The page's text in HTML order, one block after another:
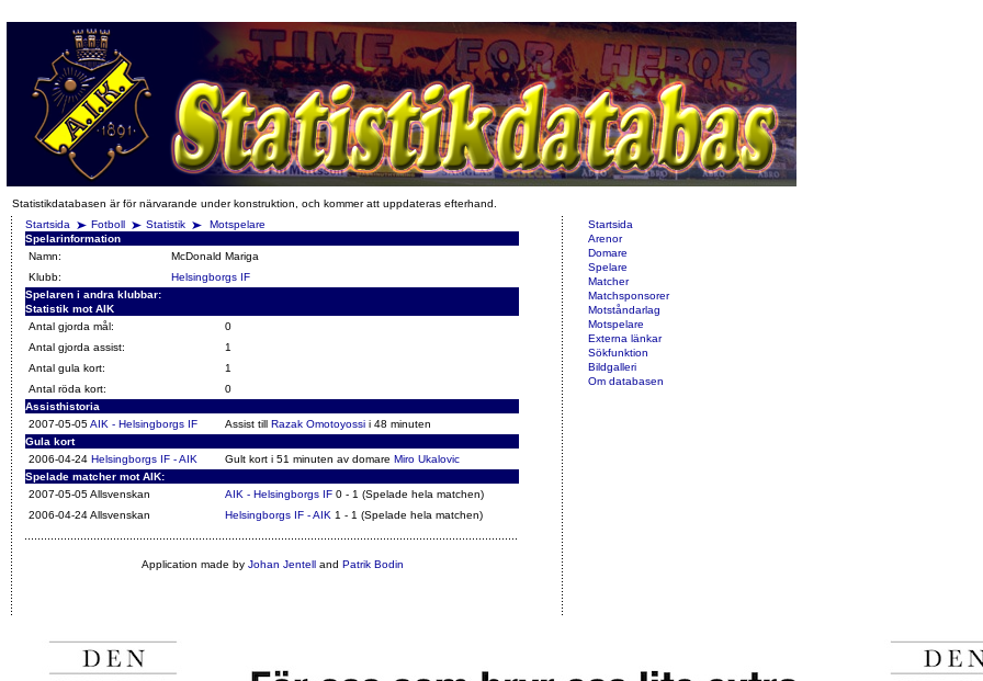
Statistikdatabasen är för närvarande under konstruktion, och kommer att uppdateras efterhand.
Startsida
Fotboll Statistik
Motspelare
Spelarinformation
Namn:
McDonald Mariga
Klubb:
Helsingborgs IF
Spelaren i andra klubbar:
Statistik mot AIK
Antal gjorda mål:
0
Antal gjorda assist:
1
Antal gula kort:
1
Antal röda kort:
0
Assisthistoria
2007-05-05AIK - Helsingborgs IF Assist till Razak Omotoyossi i 48 minuten
Gula kort
2006-04-24 Helsingborgs IF - AIK Gult kort i 51 minuten av domare Miro Ukalovic
Spelade matcher mot AIK:
2007-05-05 Allsvenskan
AIK - Helsingborgs IF 0 - 1 (Spelade hela matchen)
2006-04-24 Allsvenskan
Helsingborgs IF - AIK 1 - 1 (Spelade hela matchen)
Application made by Johan Jentelland Patrik Bodin
Startsida
Arenor
Domare
Spelare
Matcher
Matchsponsorer
Motståndarlag
Motspelare
Externa länkar
Sökfunktion
Bildgalleri
Om databasen